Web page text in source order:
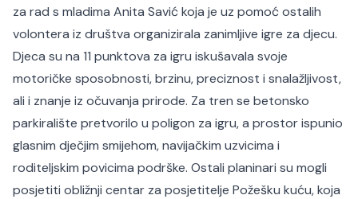
za rad s mladima Anita Savić koja je uz pomoć ostalih
volontera iz društva organizirala zanimljive igre za djecu.
Djeca su na 11 punktova za igru iskušavala svoje
motoričke sposobnosti, brzinu, preciznost i snalažljivost,
ali i znanje iz očuvanja prirode. Za tren se betonsko
parkiralište pretvorilo u poligon za igru, a prostor ispunio
glasnim dječjim smijehom, navijačkim uzvicima i
roditeljskim povicima podrške. Ostali planinari su mogli
posjetiti obližnji centar za posjetitelje Požešku kuću, koja